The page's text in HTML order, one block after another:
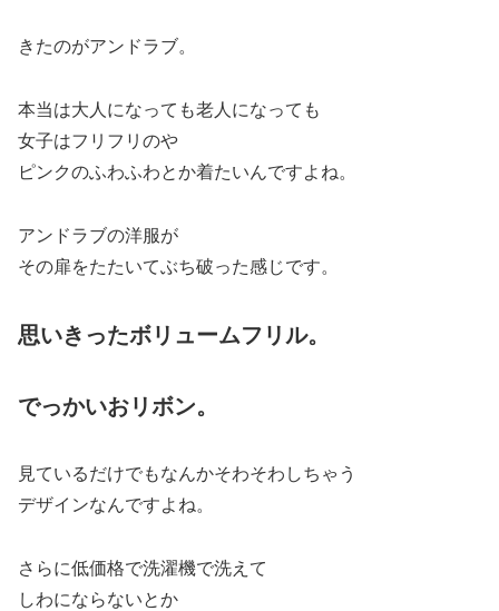
きたのがアンドラブ。
本当は大人になっても老人になっても
女子はフリフリのや
ピンクのふわふわとか着たいんですよね。
アンドラブの洋服が
その扉をたたいてぶち破った感じです。
思いきったボリュームフリル。
でっかいおリボン。
見ているだけでもなんかそわそわしちゃう
デザインなんですよね。
さらに低価格で洗濯機で洗えて
しわにならないとか